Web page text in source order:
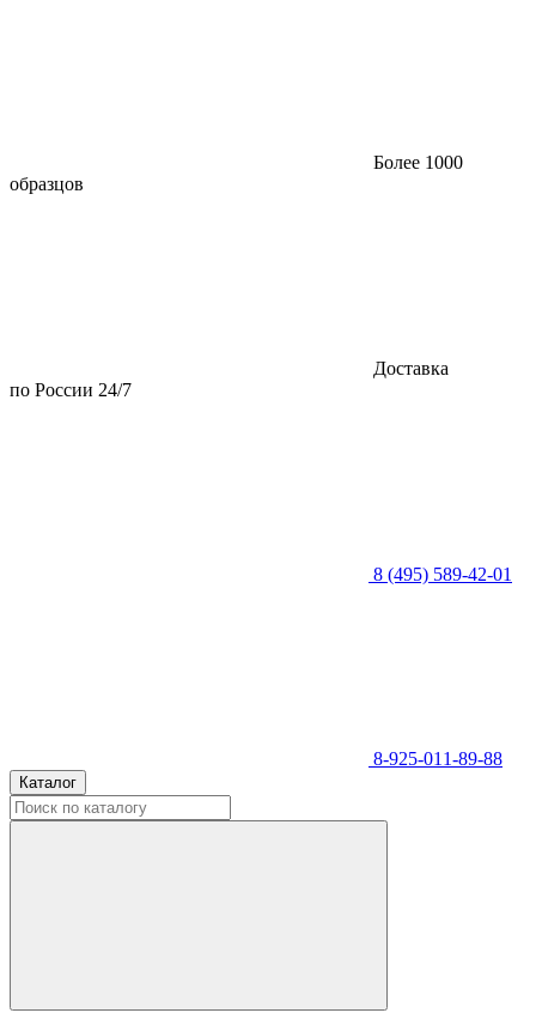
Более 1000
образцов
Доставка
по России 24/7
8 (495) 589-42-01
8-925-011-89-88
Каталог